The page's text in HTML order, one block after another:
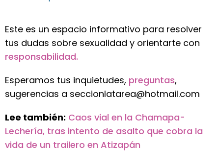
Este es un espacio informativo para resolver
tus dudas sobre sexualidad y orientarte con
responsabilidad.
Esperamos tus inquietudes, preguntas,
sugerencias a seccionlatarea@hotmail.com
Lee también: Caos vial en la Chamapa-
Lechería, tras intento de asalto que cobra la
vida de un trailero en Atizapán